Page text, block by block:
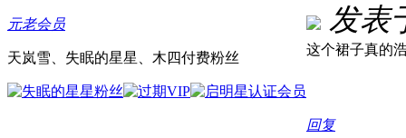
元老会员
天岚雪、失眠的星星、木四付费粉丝
发表
这个裙子真的
回复